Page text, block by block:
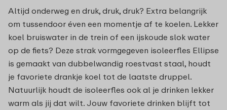
Altijd onderweg en druk, druk, druk? Extra belangrijk
om tussendoor éven een momentje af te koelen. Lekker
koel bruiswater in de trein of een ijskoude slok water
op de fiets? Deze strak vormgegeven isoleerfles Ellipse
is gemaakt van dubbelwandig roestvast staal, houdt
je favoriete drankje koel tot de laatste druppel.
Natuurlijk houdt de isoleerfles ook al je drinken lekker
warm als jij dat wilt. Jouw favoriete drinken blijft tot